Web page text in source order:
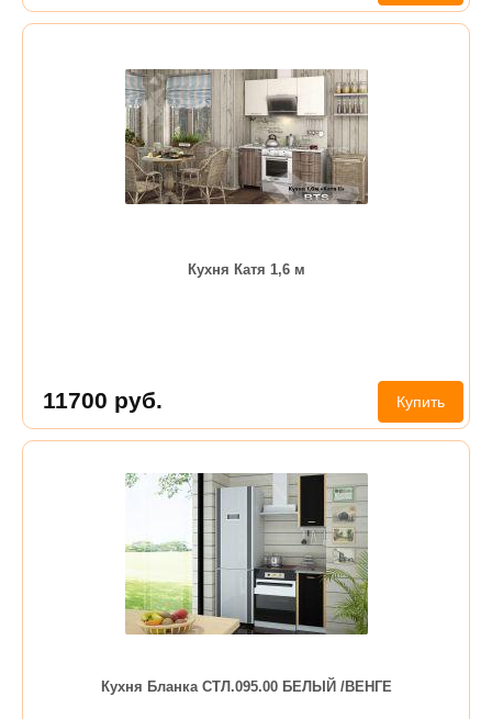
Кухня Катя 1,6 м
11700 руб. Купить
Кухня Бланка СТЛ.095.00 БЕЛЫЙ /ВЕНГЕ